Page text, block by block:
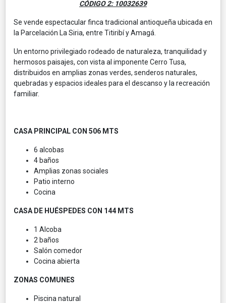
CÓDIGO 2: 10032639
Se vende espectacular finca tradicional antioqueña ubicada en
la Parcelación La Siria, entre Titiribí y Amagá.
Un entorno privilegiado rodeado de naturaleza, tranquilidad y
hermosos paisajes, con vista al imponente Cerro Tusa,
distribuidos en amplias zonas verdes, senderos naturales,
quebradas y espacios ideales para el descanso y la recreación
familiar.
CASA PRINCIPAL CON 506 MTS
6 alcobas
4 baños
Amplias zonas sociales
Patio interno
Cocina
CASA DE HUÉSPEDES CON 144 MTS
1 Alcoba
2 baños
Salón comedor
Cocina abierta
ZONAS COMUNES
Piscina natural